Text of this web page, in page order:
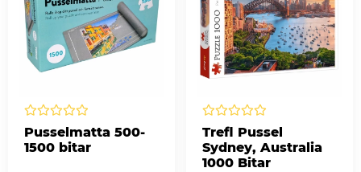
Pusselmatta 500-
1500 bitar
Trefl Pussel
Sydney, Australia
1000 Bitar